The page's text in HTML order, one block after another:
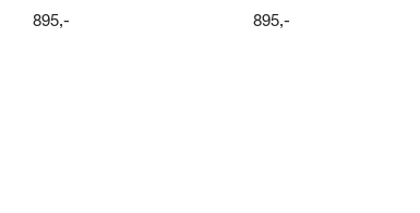
895,- 895,-